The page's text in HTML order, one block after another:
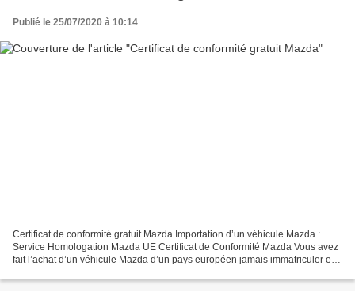
Publié le 25/07/2020 à 10:14
Certificat de conformité gratuit Mazda Importation d’un véhicule Mazda :
Service Homologation Mazda UE Certificat de Conformité Mazda Vous avez
fait l’achat d’un véhicule Mazda d’un pays européen jamais immatriculer en